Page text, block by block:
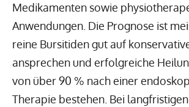
Medikamenten sowie
Anwendungen. Die Prognose ist
reine Bursitiden gut auf
ansprechen und erfolgreiche
von über 90 % nach einer
Therapie bestehen. Bei